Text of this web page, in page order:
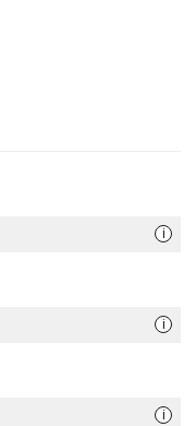
i
i
i